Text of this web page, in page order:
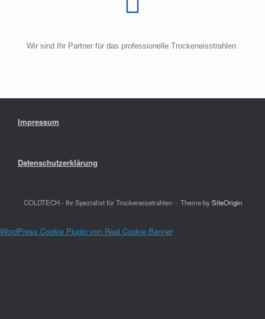
Wir sind Ihr Partner für das professionelle Trockeneisstrahlen.
Impressum
Datenschutzerklärung
COLDTECH - Ihr Spezialist für Trockeneisetrahlen Theme bySiteOrigin
WordPress Cookie Plugin von Real Cookie Banner